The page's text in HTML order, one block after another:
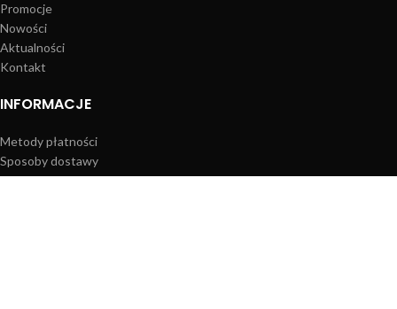
Promocje
Nowości
Aktualności
Kontakt
INFORMACJE
Metody płatności
Sposoby dostawy
Zwroty i reklamacje